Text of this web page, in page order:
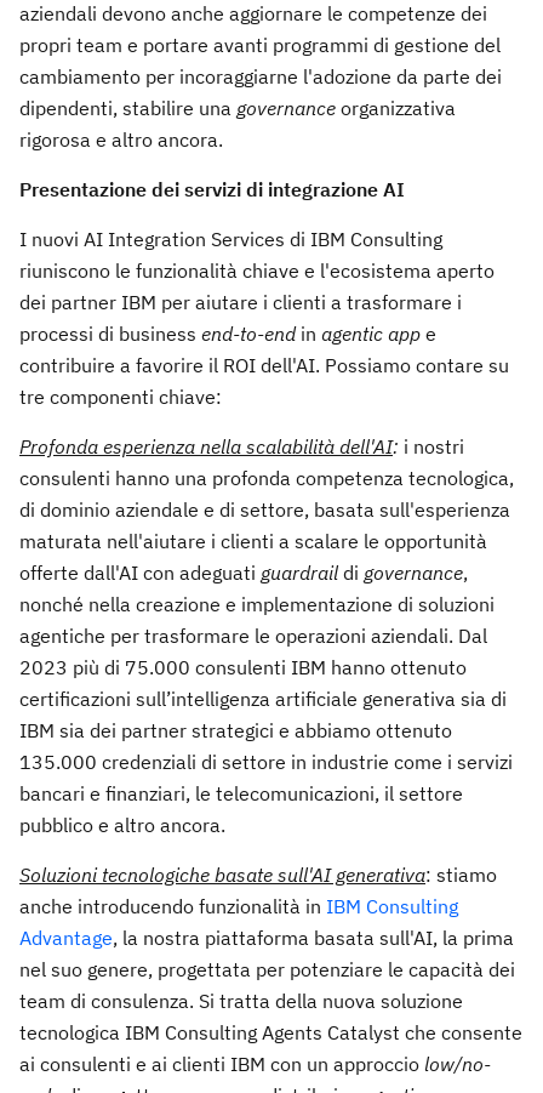
aziendali devono anche aggiornare le competenze dei
propri team e portare avanti programmi di gestione del
cambiamento per incoraggiarne l'adozione da parte dei
dipendenti, stabilire una governance organizzativa
rigorosa e altro ancora.
Presentazione dei servizi di integrazione AI
I nuovi AI Integration Services di IBM Consulting
riuniscono le funzionalità chiave e l'ecosistema aperto
dei partner IBM per aiutare i clienti a trasformare i
processi di business end-to-endin agentic app e
contribuire a favorire il ROI dell'AI. Possiamo contare su
tre componenti chiave:
Profonda esperienza nella scalabilità dell'AI: i nostri
consulenti hanno una profonda competenza tecnologica,
di dominio aziendale e di settore, basata sull'esperienza
maturata nell'aiutare i clienti a scalare le opportunità
offerte dall'AI con adeguati guardrail di governance,
nonché nella creazione e implementazione di soluzioni
agentiche per trasformare le operazioni aziendali. Dal
2023 più di 75.000 consulenti IBM hanno ottenuto
certificazioni sull’intelligenza artificiale generativa sia di
IBM sia dei partner strategici e abbiamo ottenuto
135.000 credenziali di settore in industrie come i servizi
bancari e finanziari, le telecomunicazioni, il settore
pubblico e altro ancora.
Soluzioni tecnologiche basate sull'AI generativa: stiamo
anche introducendo funzionalità in IBM Consulting
Advantage, la nostra piattaforma basata sull'AI, la prima
nel suo genere, progettata per potenziare le capacità dei
team di consulenza. Si tratta della nuova soluzione
tecnologica IBM Consulting Agents Catalyst che consente
ai consulenti e ai clienti IBM con un approccio low/no-